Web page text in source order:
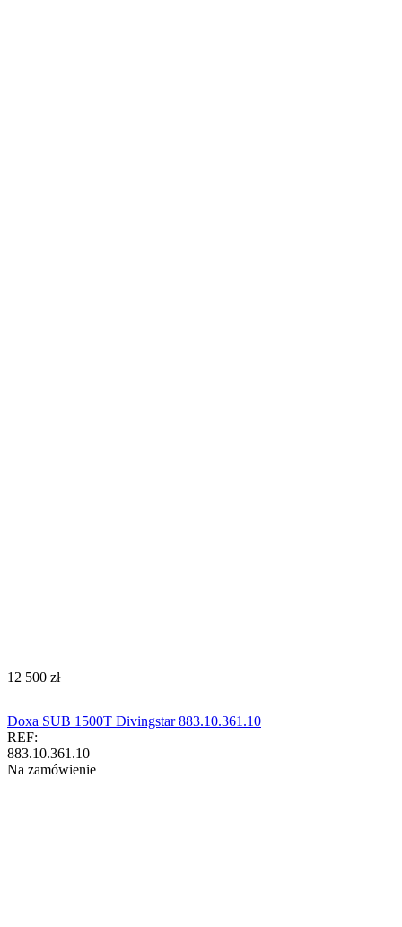
‍12 500‍ zł
Doxa SUB 1500T Divingstar 883.10.361.10
REF:
883.10.361.10
Na zamówienie